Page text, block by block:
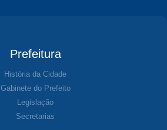
Prefeitura
História da Cidade
Gabinete do Prefeito
Legislação
Secretarias